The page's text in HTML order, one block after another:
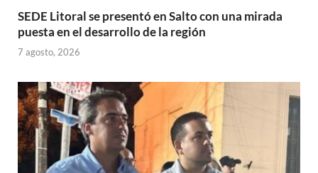
SEDE Litoral se presentó en Salto con una mirada
puesta en el desarrollo de la región
7 agosto, 2026